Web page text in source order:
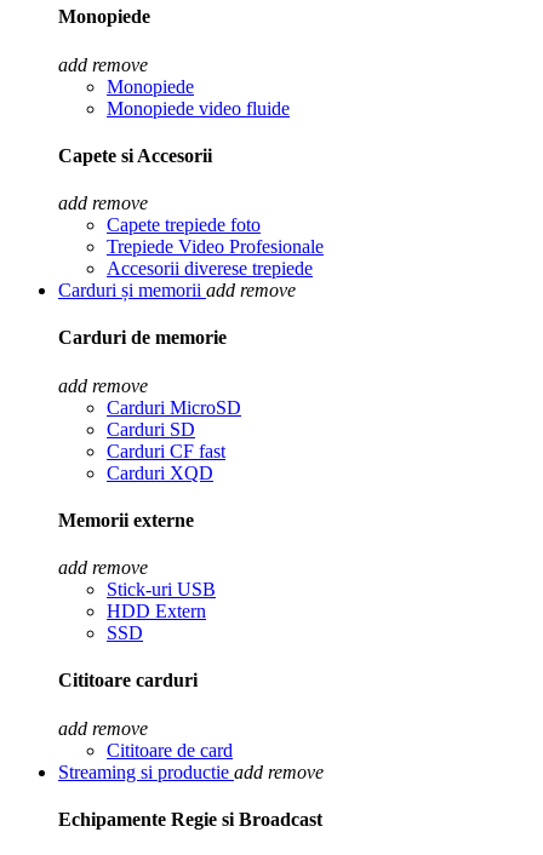
Monopiede
add remove
Monopiede
Monopiede video fluide
Capete si Accesorii
add remove
Capete trepiede foto
Trepiede Video Profesionale
Accesorii diverese trepiede
Carduri și memorii add remove
Carduri de memorie
add remove
Carduri MicroSD
Carduri SD
Carduri CF fast
Carduri XQD
Memorii externe
add remove
Stick-uri USB
HDD Extern
SSD
Cititoare carduri
add remove
Cititoare de card
Streaming si productie add remove
Echipamente Regie si Broadcast